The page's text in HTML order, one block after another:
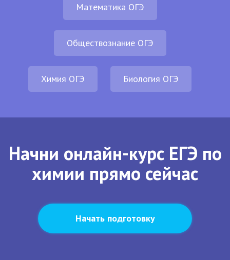
Математика ОГЭ
Обществознание ОГЭ
Химия ОГЭ Биология ОГЭ
Начни онлайн-курс ЕГЭ по
химии прямо сейчас
Начать подготовку